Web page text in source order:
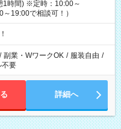
時間) ※定時：10:00～
19:00で相談可！）
/ 副業・WワークOK / 服装自由 /
不要
詳細へ